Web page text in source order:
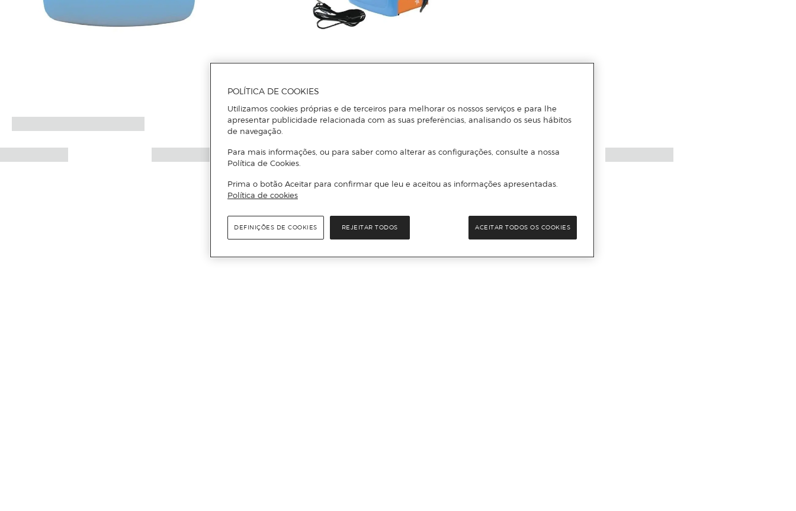
POLÍTICA DE COOKIES
Utilizamos cookies próprias e de terceiros para melhorar os nossos serviços e para lhe
apresentar publicidade relacionada com as suas preferências, analisando os seus hábitos
de navegação.
Para mais informações, ou para saber como alterar as configurações, consulte a nossa
Política de Cookies.
Prima o botão Aceitar para confirmar que leu e aceitou as informações apresentadas.
Política de cookies
REJEITAR TODOS ACEITAR TODOS OS COOKIES
DEFINIÇÕES DE COOKIES